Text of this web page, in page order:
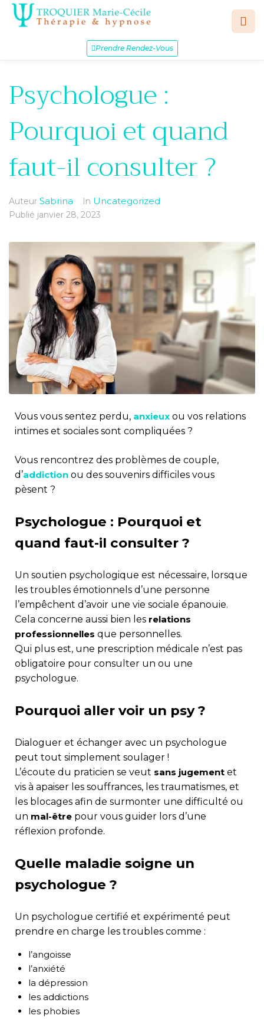
Prendre Rendez-Vous
Psychologue :
Pourquoi et quand
faut-il consulter ?
Auteur Sabrina In Uncategorized
Publié janvier 28, 2023
Vous vous sentez perdu, anxieux ou vos relations
intimes et sociales sont compliquées ?
Vous rencontrez des problèmes de couple,
d’addiction ou des souvenirs difficiles vous
pèsent ?
Psychologue : Pourquoi et
quand faut-il consulter ?
Un soutien psychologique est nécessaire, lorsque
les troubles émotionnels d’une personne
l’empêchent d’avoir une vie sociale épanouie.
Cela concerne aussi bien les relations
professionnelles que personnelles.
Qui plus est, une prescription médicale n’est pas
obligatoire pour consulter un ou une
psychologue.
Pourquoi aller voir un psy ?
Dialoguer et échanger avec un psychologue
peut tout simplement soulager !
L’écoute du praticien se veut sans jugement et
vis à apaiser les souffrances, les traumatismes, et
les blocages afin de surmonter une difficulté ou
un mal-être pour vous guider lors d’une
réflexion profonde.
Quelle maladie soigne un
psychologue ?
Un psychologue certifié et expérimenté peut
prendre en charge les troubles comme :
l’angoisse
l’anxiété
la dépression
les addictions
les phobies